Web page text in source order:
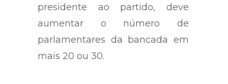
acreditar que com a ida do
presidente ao partido, deve
aumentar o número de
parlamentares da bancada em